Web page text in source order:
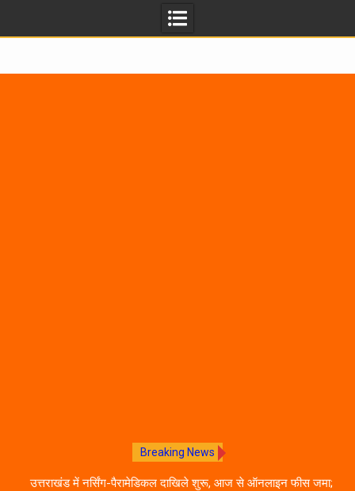
Breaking News
उत्तराखंड में नर्सिंग-पैरामेडिकल दाखिले शुरू, आज से ऑनलाइन फीस जमा;